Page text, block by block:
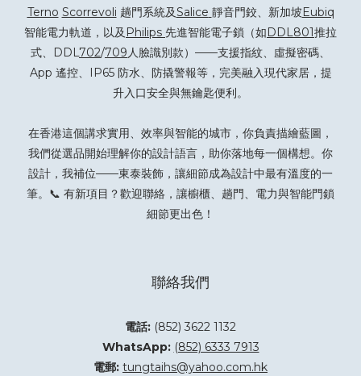
Terno Scorrevoli 趟門系統及Salice 靜音門鉸、新加坡Eubiq
智能電力軌道，以及 Philips 先進智能電子鎖（如DDL801推拉
式、DDL702/709人臉識別款）——支援指紋、虛擬密碼、
App 遙控、IP65 防水、防撬警報等，完美融入現代家居，提
升入口安全與無鑰匙便利。
在香港這個講求實用、效率與智能的城市，你負責描繪藍圖，
我們從選品開始理解你的設計語言，助你落地每一個構想。你
設計，我補位——東泰裝飾，讓細節成為設計中最有溫度的一
筆。📞 有新項目？歡迎聯絡 ，讓櫥櫃、趟門、電力與智能門鎖
細節更出色！
聯絡我們
電話: (852) 3622 1132
WhatsApp: (852) 6333 7913
電郵: tungtaihs@yahoo.com.hk